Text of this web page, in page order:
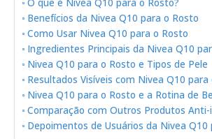
O que é Nivea Q10 para o Rosto?
Benefícios da Nivea Q10 para o Rosto
Como Usar Nivea Q10 para o Rosto
Ingredientes Principais da Nivea Q10
Nivea Q10 para o Rosto e Tipos de Pele
Resultados Visíveis com Nivea Q10 para
Nivea Q10 para o Rosto e a Rotina de
Comparação com Outros Produtos Anti-
Depoimentos de Usuários da Nivea Q10